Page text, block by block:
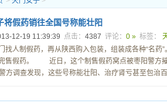
将假药销往全国号称能壮阳
12-19 11:39:39 点击： 4387 评论： 0 » 标签：
人制假药，再从陕西购入包装，组装成各种“名
售假药。 近日，这个制售假药窝点被枣阳警方
查发现，这些号称能壮阳、治疗肾亏甚至包治百